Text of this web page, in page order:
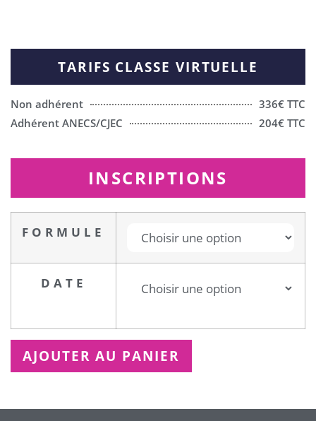
INSCRIPTIONS
FORMULE
DATE
AJOUTER AU PANIER
TARIFS CLASSE VIRTUELLE
Non adhérent
336€ TTC
Adhérent ANECS/CJEC
204€ TTC